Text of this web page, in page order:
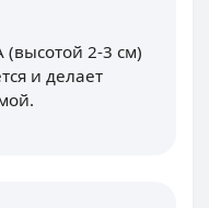
(высотой 2-3 см)
и делает